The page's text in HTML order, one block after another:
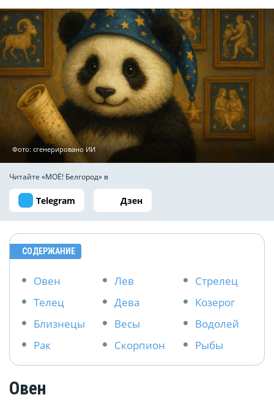
Фото: сгенерировано ИИ
Читайте «МОЁ! Белгород» в
Telegram Дзен
СОДЕРЖАНИЕ
Овен
Телец
Близнецы
Рак
Лев
Дева
Весы
Скорпион
Стрелец
Козерог
Водолей
Рыбы
Овен